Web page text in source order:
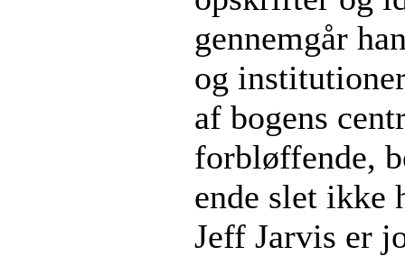
gennemgår
og
af bogens
forbløffende,
ende slet ikke
Jeff Jarvis er